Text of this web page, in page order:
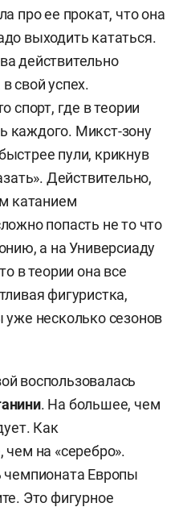
про ее прокат, что она
выходить кататься.
действительно
свой успех.
спорт, где в теории
каждого. Микст-зону
пули, крикнув
Действительно,
катанием
попасть не то что
а на Универсиаду
в теории она все
фигуристка,
несколько сезонов
воспользовалась
. На большее, чем
Как
на «серебро».
чемпионата Европы
Это фигурное